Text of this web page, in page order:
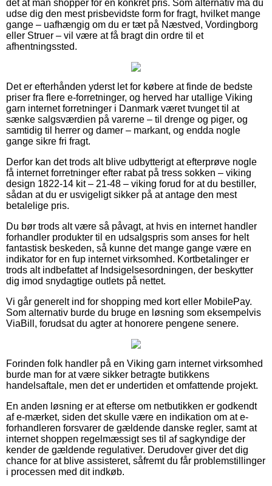
det at man shopper for en konkret pris. Som alternativ må du
udse dig den mest prisbevidste form for fragt, hvilket mange
gange – uafhængig om du er tæt på Næstved, Vordingborg
eller Struer – vil være at få bragt din ordre til et
afhentningssted.
Det er efterhånden yderst let for købere at finde de bedste
priser fra flere e-forretninger, og herved har utallige Viking
garn internet forretninger i Danmark været tvunget til at
sænke salgsværdien på varerne – til drenge og piger, og
samtidig til herrer og damer – markant, og endda nogle
gange sikre fri fragt.
Derfor kan det trods alt blive udbytterigt at efterprøve nogle
få internet forretninger efter rabat på tress sokken – viking
design 1822-14 kit – 21-48 – viking forud for at du bestiller,
sådan at du er usvigeligt sikker på at antage den mest
betalelige pris.
Du bør trods alt være så påvagt, at hvis en internet handler
forhandler produkter til en udsalgspris som anses for helt
fantastisk beskeden, så kunne det mange gange være en
indikator for en fup internet virksomhed. Kortbetalinger er
trods alt indbefattet af Indsigelsesordningen, der beskytter
dig imod snydagtige outlets på nettet.
Vi går generelt ind for shopping med kort eller MobilePay.
Som alternativ burde du bruge en løsning som eksempelvis
ViaBill, forudsat du agter at honorere pengene senere.
Forinden folk handler på en Viking garn internet virksomhed
burde man for at være sikker betragte butikkens
handelsaftale, men det er undertiden et omfattende projekt.
En anden løsning er at efterse om netbutikken er godkendt
af e-mærket, siden det skulle være en indikation om at e-
forhandleren forsvarer de gældende danske regler, samt at
internet shoppen regelmæssigt ses til af sagkyndige der
kender de gældende regulativer. Derudover giver det dig
chance for at blive assisteret, såfremt du får problemstillinger
i processen med dit indkøb.